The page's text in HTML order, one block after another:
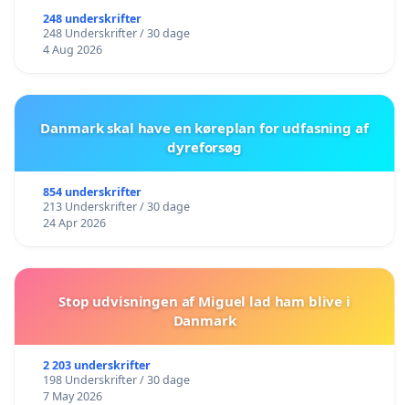
248 underskrifter
248 Underskrifter / 30 dage
4 Aug 2026
Danmark skal have en køreplan for udfasning af
dyreforsøg
854 underskrifter
213 Underskrifter / 30 dage
24 Apr 2026
Stop udvisningen af Miguel lad ham blive i
Danmark
2 203 underskrifter
198 Underskrifter / 30 dage
7 May 2026